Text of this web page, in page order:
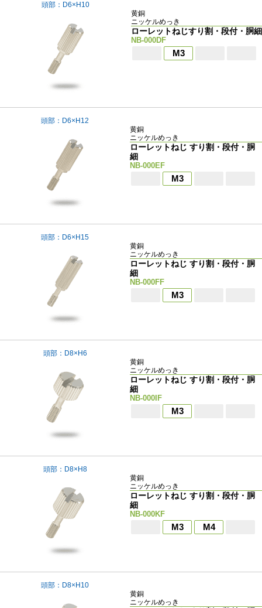
頭部：D6×H10
黄銅
ニッケルめっき
ローレットねじすり割・段付・胴細
NB-000DF
M3
頭部：D6×H12
黄銅
ニッケルめっき
ローレットねじ すり割・段付・胴
細
NB-000EF
M3
頭部：D6×H15
黄銅
ニッケルめっき
ローレットねじ すり割・段付・胴
細
NB-000FF
M3
頭部：D8×H6
黄銅
ニッケルめっき
ローレットねじ すり割・段付・胴
細
NB-000IF
M3
頭部：D8×H8
黄銅
ニッケルめっき
ローレットねじ すり割・段付・胴
細
NB-000KF
M3 M4
頭部：D8×H10
黄銅
ニッケルめっき